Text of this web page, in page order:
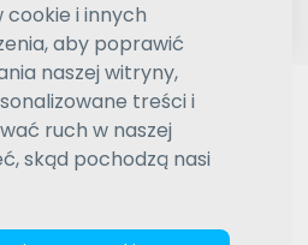
cookie i innych
aby poprawić
naszej witryny,
treści i
ruch w naszej
skąd pochodzą nasi
zaawansowane
Reklama
W TYM MIEJSCU